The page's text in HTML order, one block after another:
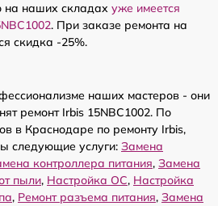
на наших складах уже имеется
. При заказе ремонта на
скидка -25%.
наших мастеров - они
ремонт Irbis 15NBC1002. По
в Краснодаре по ремонту Irbis,
следующие услуги: Замена
контроллера питания, Замена
пыли, Настройка ОС, Настройка
, Ремонт разъема питания, Замена